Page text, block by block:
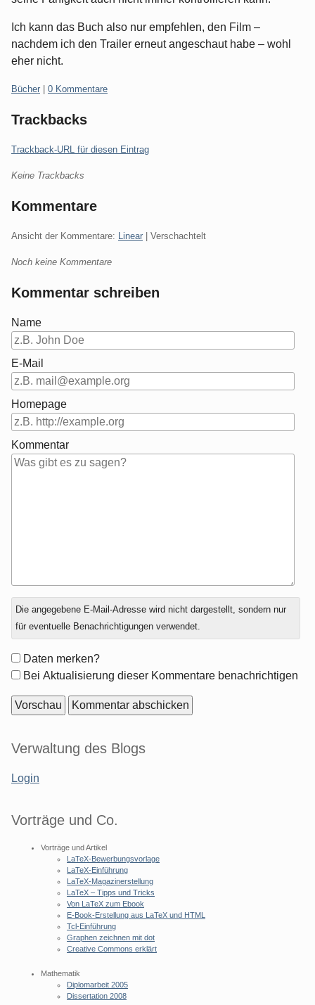
Ich kann das Buch also nur empfehlen, den Film –
nachdem ich den Trailer erneut angeschaut habe – wohl
eher nicht.
Kategorien:
Bücher 0 Kommentare
Trackbacks
Trackback-URL für diesen Eintrag
Keine Trackbacks
Kommentare
Ansicht der Kommentare: Linear | Verschachtelt
Noch keine Kommentare
Kommentar schreiben
Name
E-Mail
Homepage
Kommentar
Antwort
zu
Die angegebene E-Mail-Adresse wird nicht dargestellt, sondern nur
für eventuelle Benachrichtigungen verwendet.
Formular-
Optionen
Daten merken?
Bei Aktualisierung dieser Kommentare benachrichtigen
Seitenleiste
Verwaltung des Blogs
Login
Vorträge und Co.
Vorträge und Artikel
LaTeX-Bewerbungsvorlage
LaTeX-Einführung
LaTeX-Magazinerstellung
LaTeX – Tipps und Tricks
Von LaTeX zum Ebook
E-Book-Erstellung aus LaTeX und HTML
Tcl-Einführung
Graphen zeichnen mit dot
Creative Commons erklärt
Mathematik
Diplomarbeit 2005
Dissertation 2008